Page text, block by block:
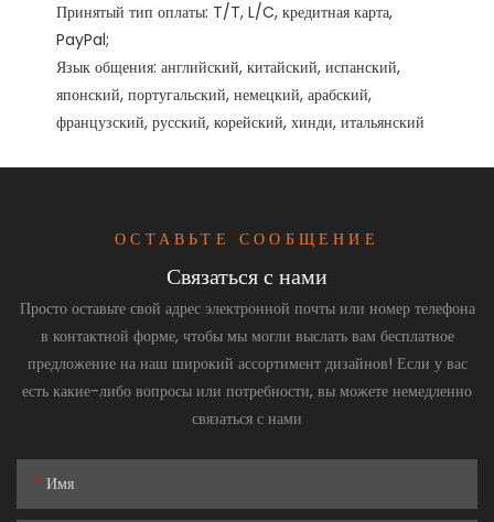
Принятый тип оплаты: T/T, L/C, кредитная карта,
PayPal;
Язык общения: английский, китайский, испанский,
японский, португальский, немецкий, арабский,
ОСТАВЬТЕ СООБЩЕНИЕ
Связаться с нами
Просто оставьте свой адрес электронной почты или номер телефона
в контактной форме, чтобы мы могли выслать вам бесплатное
предложение на наш широкий ассортимент дизайнов! Если у вас
есть какие-либо вопросы или потребности, вы можете немедленно
связаться с нами
Имя